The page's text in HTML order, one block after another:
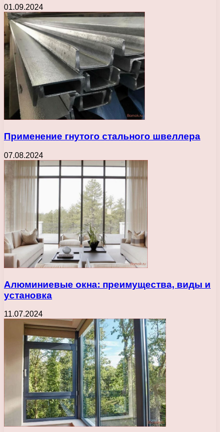
01.09.2024
Применение гнутого стального швеллера
07.08.2024
Алюминиевые окна: преимущества, виды и
установка
11.07.2024